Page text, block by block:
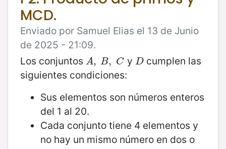
MCD.
Enviado por Samuel Elias el 13 de Junio
de 2025 - 21:09.
Los conjuntos A, B, C
A, B, C y D
Dcumplen las
siguientes condiciones:
Sus elementos son números enteros
del 1 al 20.
Cada conjunto tiene 4 elementos y
no hay un mismo número en dos o